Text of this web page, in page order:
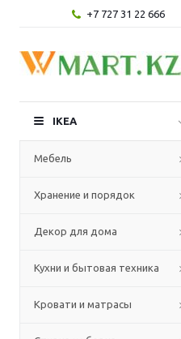
+7 727 31 22 666
IKEA
Мебель
Хранение и порядок
Декор для дома
Кухни и бытовая техника
Кровати и матрасы